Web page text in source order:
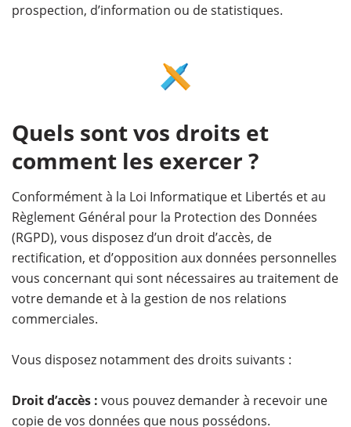
prospection, d’information ou de statistiques.
Quels sont vos droits et
comment les exercer ?
Conformément à la Loi Informatique et Libertés et au
Règlement Général pour la Protection des Données
(RGPD), vous disposez d’un droit d’accès, de
rectification, et d’opposition aux données personnelles
vous concernant qui sont nécessaires au traitement de
votre demande et à la gestion de nos relations
commerciales.
Vous disposez notamment des droits suivants :
Droit d’accès : vous pouvez demander à recevoir une
copie de vos données que nous possédons.